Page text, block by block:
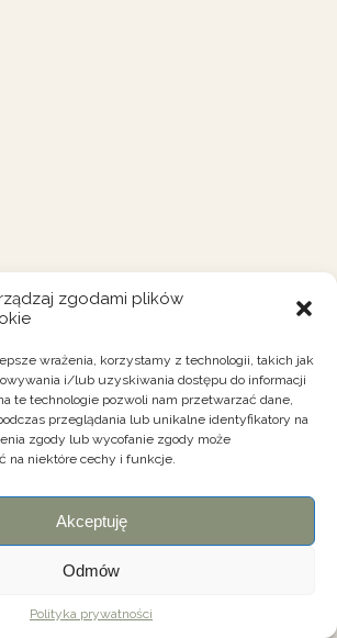
zgodami plików
wrażenia, korzystamy z technologii, takich jak
i/lub uzyskiwania dostępu do informacji
te technologie pozwoli nam przetwarzać dane,
przeglądania lub unikalne identyfikatory na
zgody lub wycofanie zgody może
na niektóre cechy i funkcje.
Akceptuję
Odmów
Polityka prywatności